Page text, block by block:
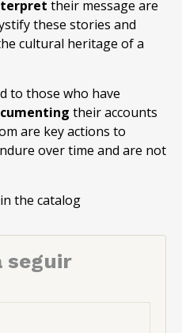
their message are
these stories and
cultural heritage of a
to those who have
their accounts
are key actions to
over time and are not
the catalog
seguir